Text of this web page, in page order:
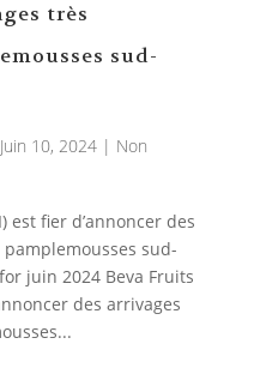
très
sud-
Juin 10, 2024| Non
est fier d’annoncer des
sud-
juin 2024 Beva Fruits
des arrivages